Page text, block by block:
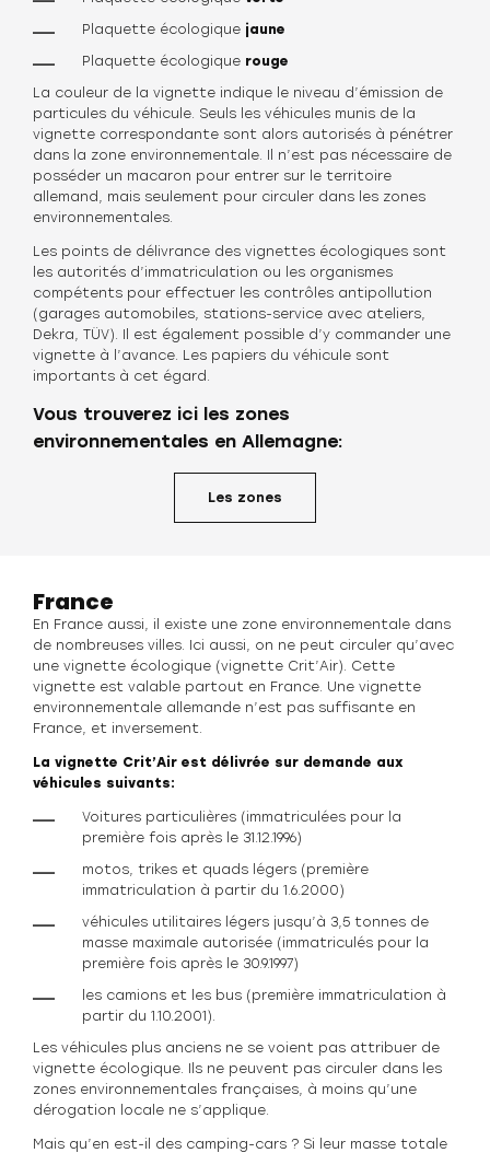
Plaquette écologique jaune
Plaquette écologique rouge
La couleur de la vignette indique le niveau d’émission de
particules du véhicule. Seuls les véhicules munis de la
vignette correspondante sont alors autorisés à pénétrer
dans la zone environnementale. Il n’est pas nécessaire de
posséder un macaron pour entrer sur le territoire
allemand, mais seulement pour circuler dans les zones
environnementales.
Les points de délivrance des vignettes écologiques sont
les autorités d’immatriculation ou les organismes
compétents pour effectuer les contrôles antipollution
(garages automobiles, stations-service avec ateliers,
Dekra, TÜV). Il est également possible d’y commander une
vignette à l’avance. Les papiers du véhicule sont
importants à cet égard.
Vous trouverez ici les zones
environnementales en Allemagne:
Les zones
France
En France aussi, il existe une zone environnementale dans
de nombreuses villes. Ici aussi, on ne peut circuler qu’avec
une vignette écologique (vignette Crit’Air). Cette
vignette est valable partout en France. Une vignette
environnementale allemande n’est pas suffisante en
France, et inversement.
La vignette Crit’Air est délivrée sur demande aux
véhicules suivants:
Voitures particulières (immatriculées pour la
première fois après le 31.12.1996)
motos, trikes et quads légers (première
immatriculation à partir du 1.6.2000)
véhicules utilitaires légers jusqu’à 3,5 tonnes de
masse maximale autorisée (immatriculés pour la
première fois après le 30.9.1997)
les camions et les bus (première immatriculation à
partir du 1.10.2001).
Les véhicules plus anciens ne se voient pas attribuer de
vignette écologique. Ils ne peuvent pas circuler dans les
zones environnementales françaises, à moins qu’une
dérogation locale ne s’applique.
Mais qu’en est-il des camping-cars ? Si leur masse totale